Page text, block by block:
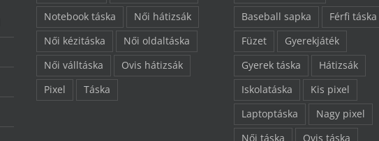
Notebook táska
Női hátizsák
Női kézitáska
Női oldaltáska
Női válltáska
Ovis hátizsák
Pixel
Táska
Baseball sapka
Férfi táska
Füzet
Gyerekjáték
Gyerek táska
Hátizsák
Iskolatáska
Kis pixel
Laptoptáska
Nagy pixel
Női táska
Ovis táska